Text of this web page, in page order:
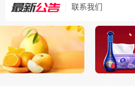
联系我们